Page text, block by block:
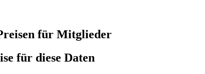
für Mitglieder
für diese Daten